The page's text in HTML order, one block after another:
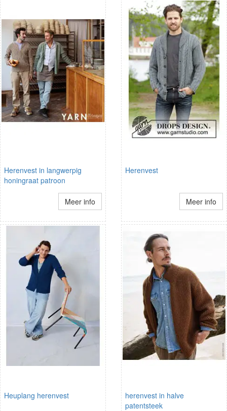
Herenvest in langwerpig
honingraat patroon
Meer info
Herenvest
Meer info
Heuplang herenvest
herenvest in halve
patentsteek